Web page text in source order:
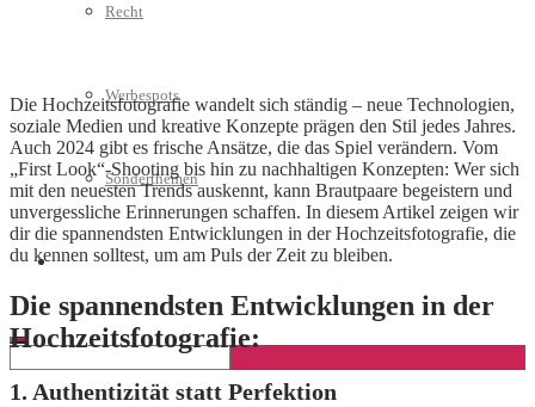
Recht
Werbespots
Sonderthemen
Geschäftskonto eröffnen
Die Hochzeitsfotografie wandelt sich ständig – neue Technologien,
soziale Medien und kreative Konzepte prägen den Stil jedes Jahres.
Auch 2024 gibt es frische Ansätze, die das Spiel verändern. Vom
„First Look“-Shooting bis hin zu nachhaltigen Konzepten: Wer sich
mit den neuesten Trends auskennt, kann Brautpaare begeistern und
unvergessliche Erinnerungen schaffen. In diesem Artikel zeigen wir
dir die spannendsten Entwicklungen in der Hochzeitsfotografie, die
du kennen solltest, um am Puls der Zeit zu bleiben.
Die spannendsten Entwicklungen in der
Hochzeitsfotografie:
1. Authentizität statt Perfektion